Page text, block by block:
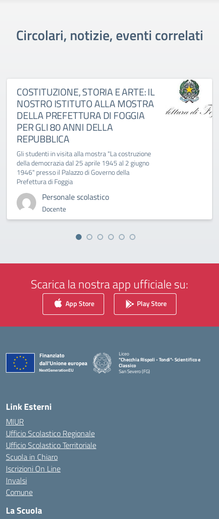
Circolari, notizie, eventi correlati
COSTITUZIONE, STORIA E ARTE: IL
NOSTRO ISTITUTO ALLA MOSTRA
DELLA PREFETTURA DI FOGGIA
PER GLI 80 ANNI DELLA
REPUBBLICA
Gli studenti in visita alla mostra "La costruzione
della democrazia dal 25 aprile 1945 al 2 giugno
1946" presso il Palazzo di Governo della
Prefettura di Foggia
Personale scolastico
Docente
Scarica la nostra app ufficiale su:
App Store Play Store
Liceo
"Checchia Rispoli - Tondi"- Scientifico e
Classico
San Severo (FG)
Link Esterni
MIUR
Ufficio Scolastico Regionale
Ufficio Scolastico Territoriale
Scuola in Chiaro
Iscrizioni On Line
Invalsi
Comune
La Scuola